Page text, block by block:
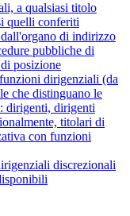
a qualsiasi titolo
quelli conferiti
di indirizzo
pubbliche di
posizione
dirigenziali (da
che distinguano le
dirigenti, dirigenti
titolari di
con funzioni
discrezionali